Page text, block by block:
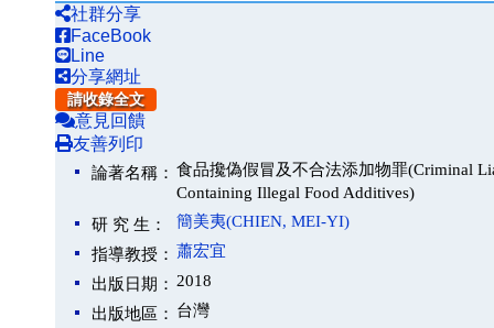
社群分享
FaceBook
Line
分享網址
請收錄全文
意見回饋
友善列印
論著名稱： 食品攙偽假冒及不合法添加物罪(Criminal
Containing Illegal Food Additives)
研 究 生：
簡美夷(CHIEN, MEI-YI)
指導教授： 蕭宏宜
出版日期： 2018
出版地區： 台灣